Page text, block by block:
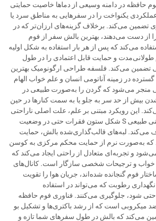
حافظه در دامنه وسیعی از دماها خاصیت حمایتی
یکنواخت را در سفرهایی به مناطق سرد یا
می‌کند. برخلاف گزینه‌های ارزان‌تر که در
دست می‌دهند، بهترین بالش سفر از فوم
می‌کند که پس از هر بار استفاده به شکل اولیه
طولانی‌مدت و حمایت قابل اعتمادی را در طول
می‌کند. فلسفه طراحی ارگونومیک بهترین
در زمینه آناتومی انسان و علم خواب الهام
منجر می‌شود که گردن را به‌صورت طبیعی در
بیش از حد سر به جلو یا به سمت کنارها در حین
این رویکرد مبتنی بر علم، علت اصلی ناراحتی
در سفر را با حفظ منحنی طبیعی S شکل ستون فقرات حتی در وضعیت
لبه‌های قالب‌گذاری‌شده بالش، حمایت
که به‌صورت نرم از حمایت محکم مرکزی به کوسن
و تجربه‌ای متعادل از راحتی ایجاد می‌کند که
خواب و ترجیحات شخصی سازگار است. کانال‌های
فوم گنجانده شده‌اند، جریان هوا را تقویت
رطوبت که می‌تواند در استفاده
شود، جلوگیری می‌کنند. فناوری فوم حافظه
میکروبی است که از رشد باکتری‌ها و تشکیل بو
می‌کند که بالش در طول سفرهای شما تازه و